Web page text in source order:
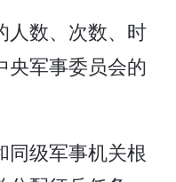
数、次数、时
央军事委员会的
同级军事机关根